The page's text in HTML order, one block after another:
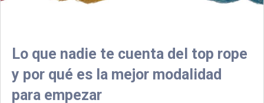
Lo que nadie te cuenta del top rope
y por qué es la mejor modalidad
para empezar